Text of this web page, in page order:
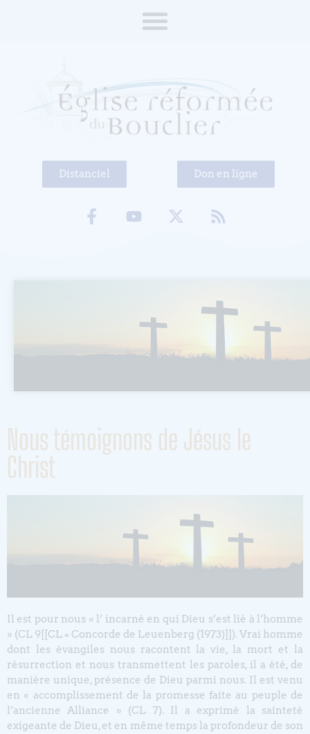
Distanciel Don en ligne
Nous témoignons de Jésus le
Christ
Il est pour nous « l’ incarné en qui Dieu s’est lié à l’homme
» (CL 9[[CL = Concorde de Leuenberg (1973)]]). Vrai homme
dont les évangiles nous racontent la vie, la mort et la
résurrection et nous transmettent les paroles, il a été, de
manière unique, présence de Dieu parmi nous. Il est venu
en « accomplissement de la promesse faite au peuple de
l’ancienne Alliance » (CL 7). Il a exprimé la sainteté
exigeante de Dieu, et en même temps la profondeur de son